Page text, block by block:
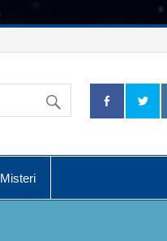
Misteri